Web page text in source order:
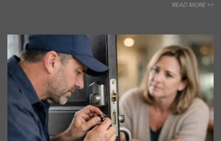
READ MORE >>